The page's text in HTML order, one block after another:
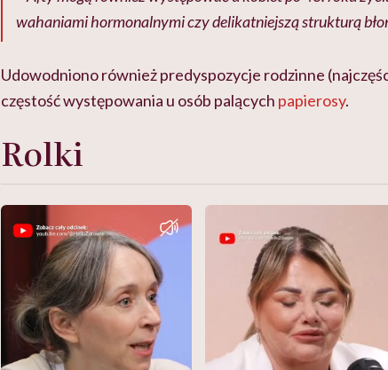
wahaniami hormonalnymi czy delikatniejszą strukturą
Udowodniono również predyspozycje rodzinne
częstość występowania u osób palących papierosy.
Rolki